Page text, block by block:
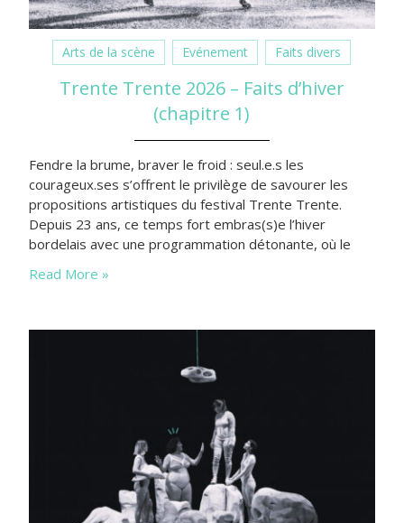
Arts de la scène Evénement Faits divers
Trente Trente 2026 – Faits d’hiver
(chapitre 1)
Fendre la brume, braver le froid : seul.e.s les
courageux.ses s’offrent le privilège de savourer les
propositions artistiques du festival Trente Trente.
Depuis 23 ans, ce temps fort embras(s)e l’hiver
bordelais avec une programmation détonante, où le
Read More »